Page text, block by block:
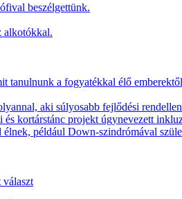
beszélgettünk.
alkotókkal.
tanulnunk a fogyatékkal élő emberektől
aki súlyosabb fejlődési
kortárstánc projekt úgynevezett
például Down-szindrómával
választ